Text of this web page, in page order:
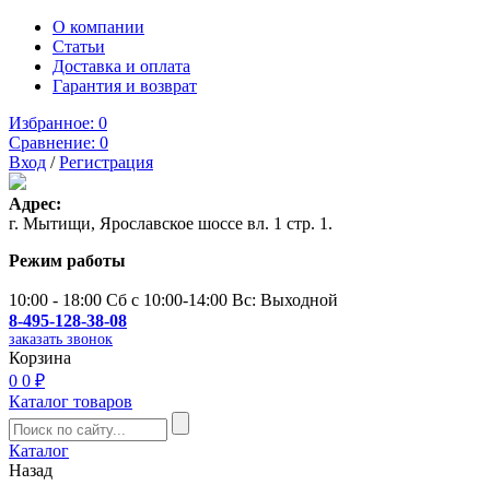
О компании
Статьи
Доставка и оплата
Гарантия и возврат
Избранное: 0
Сравнение: 0
Вход /Регистрация
Адрес:
г. Мытищи, Ярославское шоссе вл. 1 стр. 1.
Режим работы
10:00 - 18:00 Сб с 10:00-14:00 Вс: Выходной
8-495-128-38-08
заказать звонок
Корзина
0 0 ₽
Каталог товаров
Каталог
Назад